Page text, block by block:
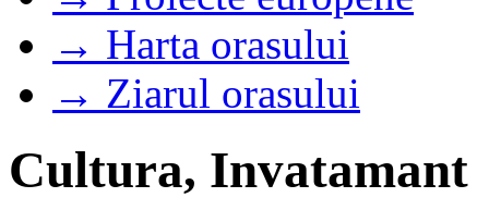
→ Harta orasului
→ Ziarul orasului
Cultura, Invatamant